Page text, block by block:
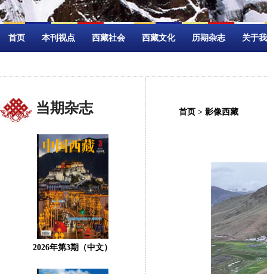
首页 本刊视点 西藏社会 西藏文化 历期杂志 关于
当期杂志
2026年第3期（中文）
首页 > 影像西藏